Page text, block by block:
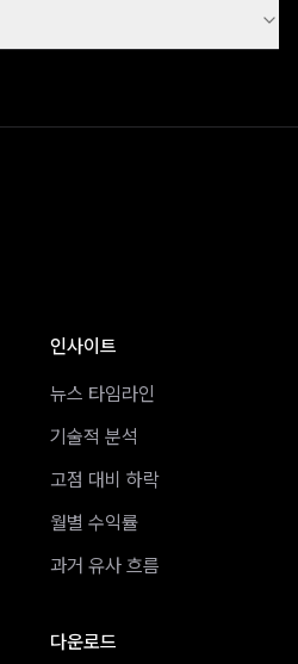
인사이트
뉴스 타임라인
기술적 분석
고점 대비 하락
월별 수익률
과거 유사 흐름
다운로드